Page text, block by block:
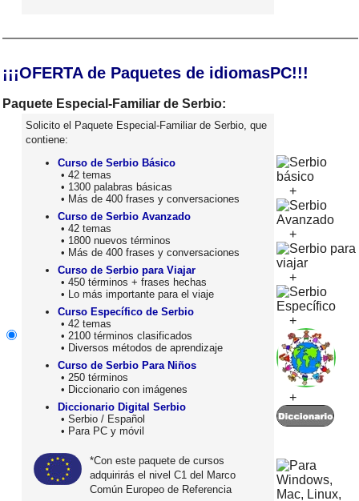
¡¡¡OFERTA de Paquetes de idiomasPC!!!
Paquete Especial-Familiar de Serbio:
Solicito el Paquete Especial-Familiar de Serbio, que
contiene:
Curso de Serbio Básico
• 42 temas
• 1300 palabras básicas
• Más de 400 frases y conversaciones
Curso de Serbio Avanzado
• 42 temas
• 1800 nuevos términos
• Más de 400 frases y conversaciones
Curso de Serbio para Viajar
• 450 términos + frases hechas
• Lo más importante para el viaje
Curso Específico de Serbio
• 42 temas
• 2100 términos clasificados
• Diversos métodos de aprendizaje
Curso de Serbio Para Niños
• 250 términos
• Diccionario con imágenes
Diccionario Digital Serbio
• Serbio / Español
• Para PC y móvil
*Con este paquete de cursos
adquirirás el nivel C1 del Marco
Común Europeo de Referencia
+
+
+
+
+